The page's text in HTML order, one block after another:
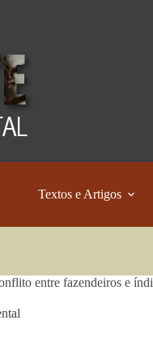
Textos e Artigos
entre fazendeiros e